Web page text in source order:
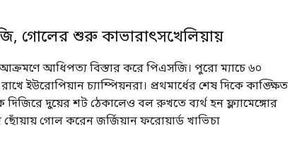
গোলের শুরু কাভারাৎসখেলিয়ায়
আধিপত্য বিস্তার করে পিএসজি। পুরো ম্যাচে ৬০
ইউরোপিয়ান চ্যাম্পিয়নরা। প্রথমার্ধের শেষ দিকে কাঙ্ক্ষিত
দুয়ের শট ঠেকালেও বল রুখতে ব্যর্থ হন ফ্ল্যামেঙ্গোর
গোল করেন জর্জিয়ান ফরোয়ার্ড খাভিচা